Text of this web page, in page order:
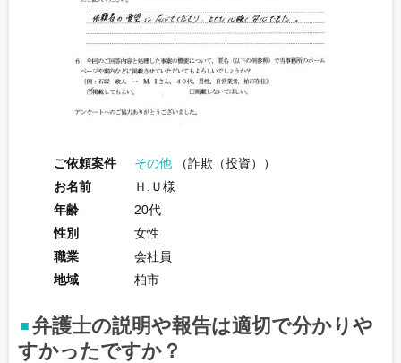
ご依頼案件 その他 （詐欺（投資））
お名前
Ｈ.Ｕ様
年齢
20代
性別
女性
職業
会社員
地域
柏市
弁護士の説明や報告は適切で分かりや
すかったですか？